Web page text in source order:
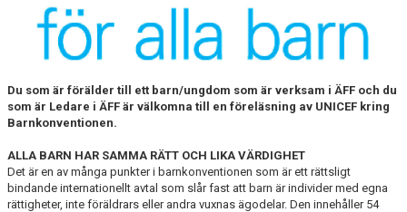
Du som är förälder till ett barn/ungdom som är verksam i ÄFF och du
som är Ledare i ÄFF är välkomna till en föreläsning av UNICEF kring
Barnkonventionen.
ALLA BARN HAR SAMMA RÄTT OCH LIKA VÄRDIGHET
Det är en av många punkter i barnkonventionen som är ett rättsligt
bindande internationellt avtal som slår fast att barn är individer med egna
rättigheter, inte föräldrars eller andra vuxnas ägodelar. Den innehåller 54